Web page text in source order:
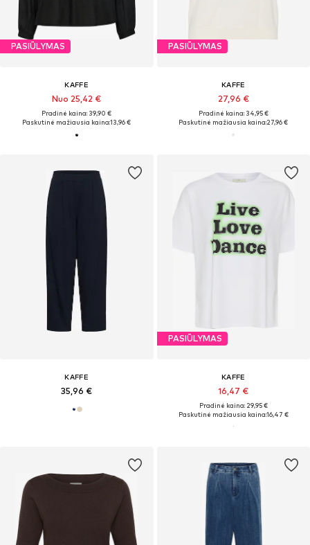
PASIŪLYMAS
KAFFE
Nuo 25,42 €
Pradinė kaina: 39,90 €
Paskutinė mažiausia kaina:13,96 €
PASIŪLYMAS
KAFFE
27,96 €
Pradinė kaina: 34,95 €
Paskutinė mažiausia kaina:27,96 €
KAFFE
35,96 €
PASIŪLYMAS
KAFFE
16,47 €
Pradinė kaina: 29,95 €
Paskutinė mažiausia kaina:16,47 €